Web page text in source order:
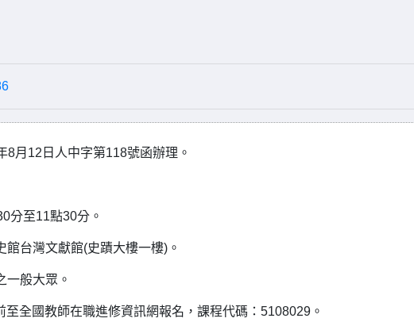
月12日人中字第118號函辦理。
分至11點30分。
台灣文獻館(史蹟大樓一樓)。
一般大眾。
全國教師在職進修資訊網報名，課程代碼：5108029。